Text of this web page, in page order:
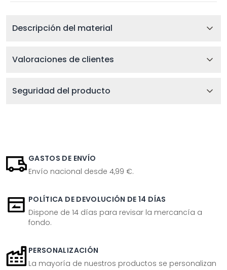
Descripción del material
Valoraciones de clientes
Seguridad del producto
GASTOS DE ENVÍO
Envío nacional desde 4,99 €.
POLÍTICA DE DEVOLUCIÓN DE 14 DÍAS
Dispone de 14 días para revisar la mercancía a
fondo.
PERSONALIZACIÓN
La mayoría de nuestros productos se personalizan